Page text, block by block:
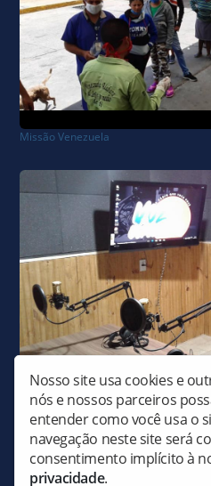
Missão Venezuela
Nosso site usa cookies e
nós e nossos parceiros
entender como você usa o
navegação neste site será
consentimento implícito à
privacidade.